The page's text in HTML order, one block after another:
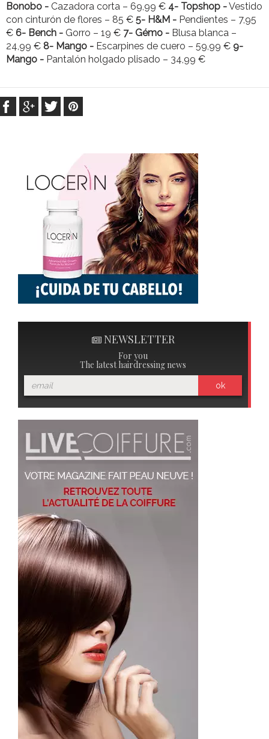
Bonobo - Cazadora corta – 69,99 € 4- Topshop -Vestido
con cinturón de flores – 85 € 5- H&M - Pendientes – 7,95
€ 6- Bench - Gorro – 19 € 7- Gémo - Blusa blanca –
24,99 € 8- Mango - Escarpines de cuero – 59,99 € 9-
Mango - Pantalón holgado plisado – 34,99 €
NEWSLETTER
For you
The latest hairdressing news
ok